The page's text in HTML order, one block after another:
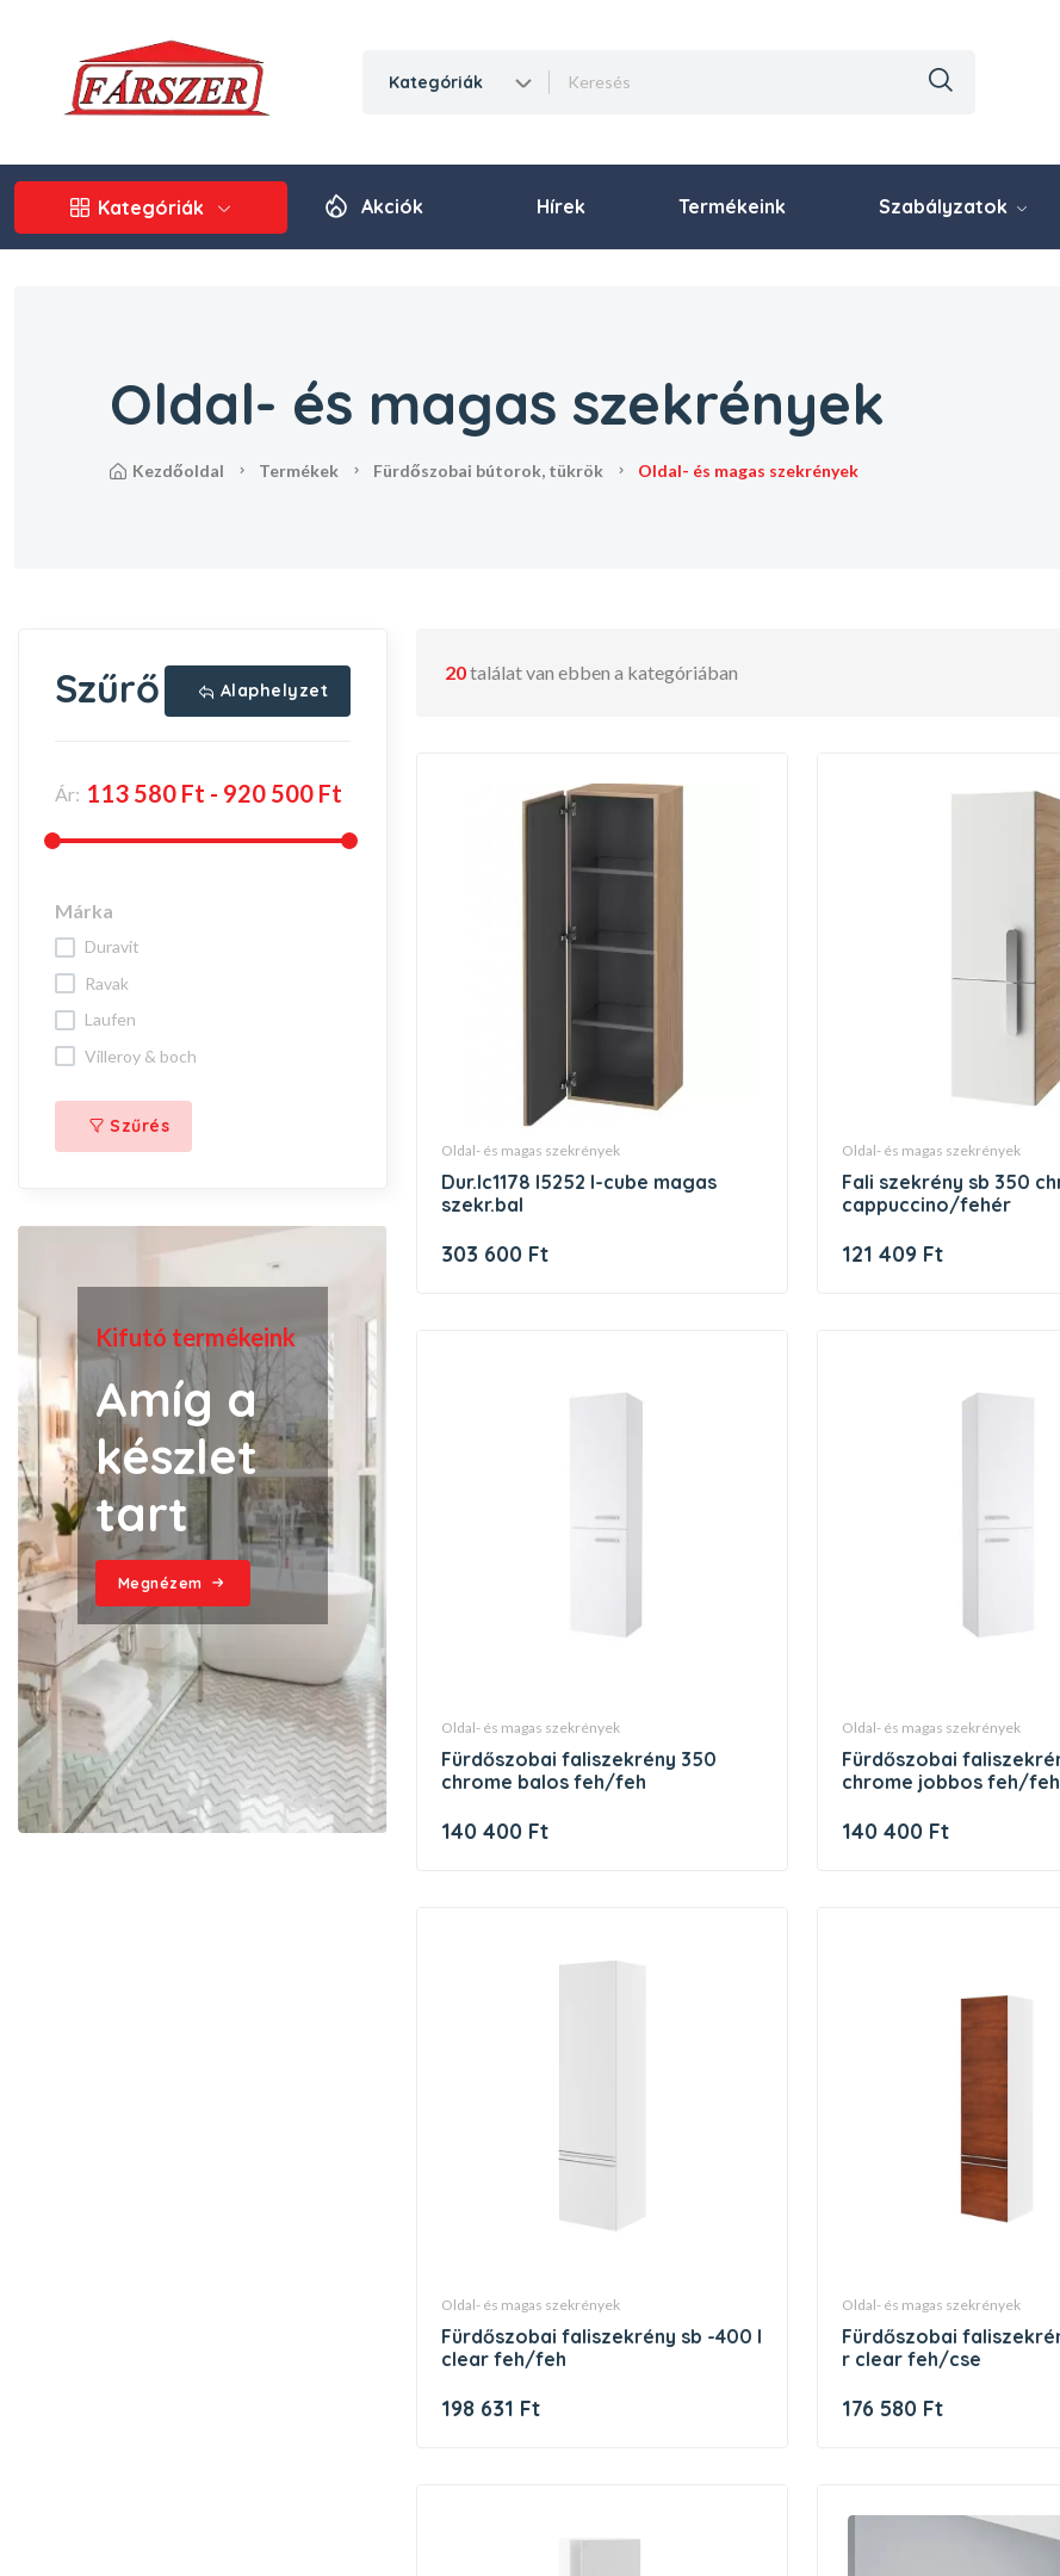
kategóriák
Kategóriák Akciók Hírek Termékeink Szabályzatok
Oldal- és magas szekrények
kezdőoldal termékek fürdőszobai bútorok, tükrök oldal- és magas szekrények
20találat van ebben a kategóriában
oldal- és magas szekrények
dur.lc1178 l5252 l-cube magas
szekr.bal
303 600 Ft
oldal- és magas szekrények
fali szekrény sb 350 chrome bal
cappuccino/fehér
121 409 Ft
oldal- és magas szekrények
fürdőszobai faliszekrény 350
chrome balos feh/feh
140 400 Ft
oldal- és magas szekrények
fürdőszobai faliszekrény 350
chrome jobbos feh/feh
140 400 Ft
oldal- és magas szekrények
fürdőszobai faliszekrény sb -400 l
clear feh/feh
198 631 Ft
oldal- és magas szekrények
fürdőszobai faliszekrény sb -400
r clear feh/cse
176 580 Ft
Szűrő Alaphelyzet
Ár:
Márka
duravit
ravak
laufen
villeroy & boch
Szűrés
Kifutó termékeink
Amíg a
készlet
tart
Megnézem